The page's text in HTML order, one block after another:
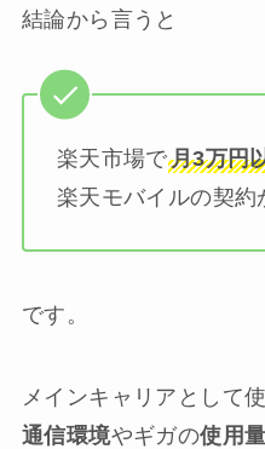
結論から言うと
楽天市場で月3万円
楽天モバイルの契約
です。
メインキャリアとして
通信環境やギガの使用量